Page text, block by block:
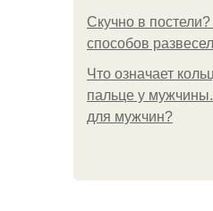
Скучно в
способов
Что означает
пальце у
для мужчин?